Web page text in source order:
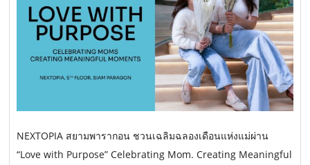
NEXTOPIA สยามพารากอน ชวนเฉลิมฉลองเดือนแห่งแม่ผ่าน
“Love with Purpose” Celebrating Mom. Creating Meaningful